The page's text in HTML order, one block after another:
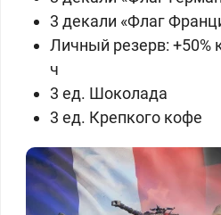
3 декали «Флаг
Личный резерв: +50%
ч
3 ед. Шоколада
3 ед. Крепкого кофе